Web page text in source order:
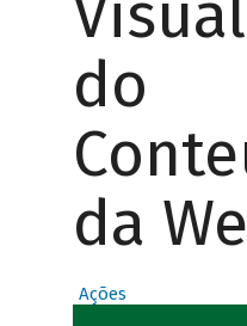
do
da
Ações